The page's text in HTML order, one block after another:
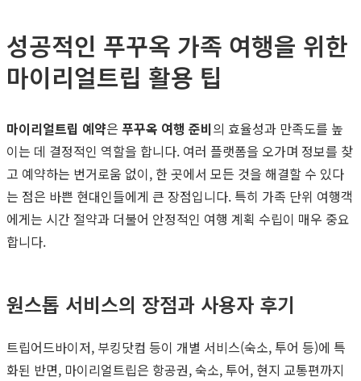
성공적인 푸꾸옥 가족 여행을 위한
마이리얼트립 활용 팁
마이리얼트립 예약은 푸꾸옥 여행 준비의 효율성과 만족도를 높
이는 데 결정적인 역할을 합니다. 여러 플랫폼을 오가며 정보를 찾
고 예약하는 번거로움 없이, 한 곳에서 모든 것을 해결할 수 있다
는 점은 바쁜 현대인들에게 큰 장점입니다. 특히 가족 단위 여행객
에게는 시간 절약과 더불어 안정적인 여행 계획 수립이 매우 중요
합니다.
원스톱 서비스의 장점과 사용자 후기
트립어드바이저, 부킹닷컴 등이 개별 서비스(숙소, 투어 등)에 특
화된 반면, 마이리얼트립은 항공권, 숙소, 투어, 현지 교통편까지